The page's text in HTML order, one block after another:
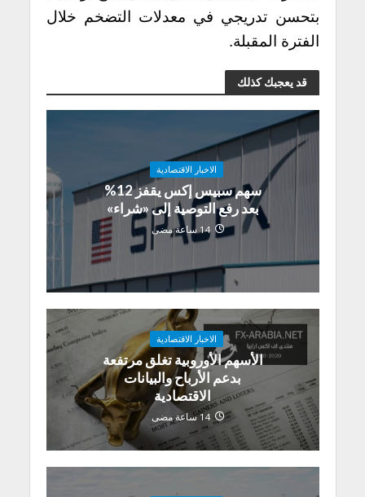
بتحسن تدريجي في معدلات التضخم خلال
الفترة المقبلة.
قد يعجبك كذلك
الاخبار الاقتصادية
سهم سبيس إكس يقفز 12%
بعد رفع التوصية إلى «شراء»
14 ساعة مضى
الاخبار الاقتصادية
الأسهم الأوروبية تغلق مرتفعة
بدعم الأرباح والبيانات
الاقتصادية
14 ساعة مضى